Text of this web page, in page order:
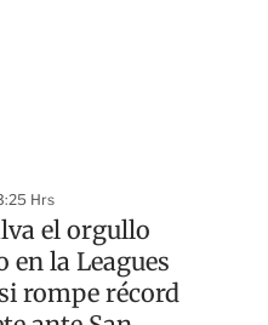
Hrs
el orgullo
en la Leagues
rompe récord